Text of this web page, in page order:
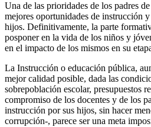
Una de las prioridades de los padres
mejores oportunidades de instrucción
hijos. Definitivamente, la parte
posponer en la vida de los niños y
en el impacto de los mismos en su
La Instrucción o educación pública,
mejor calidad posible, dada las
sobrepoblación escolar, presupuestos
compromiso de los docentes y de los
instrucción por sus hijos, sin hacer
corrupción-, parece ser una meta